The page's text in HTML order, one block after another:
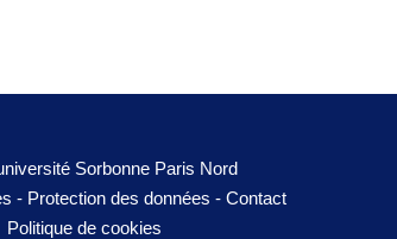
Sorbonne Paris Nord
- Protection des données -Contact
Politique de cookies